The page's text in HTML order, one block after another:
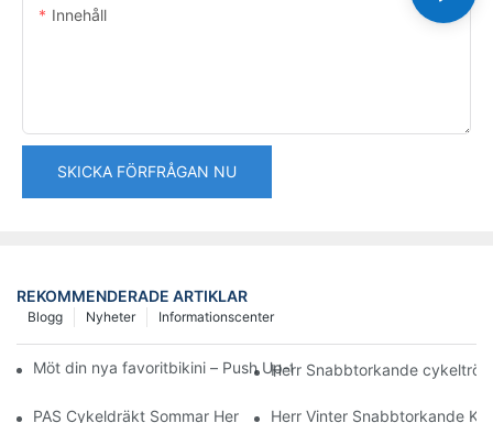
Innehåll
SKICKA FÖRFRÅGAN NU
REKOMMENDERADE ARTIKLAR
Informationscenter
Nyheter
Blogg
Möt din nya favoritbikini – Push Up-topp och smickrande
Herr Snabbtorkande
PAS Cykeldräkt Sommar Herr- och Damoveraller Shorts
Herr Vinter Snabbtorkande